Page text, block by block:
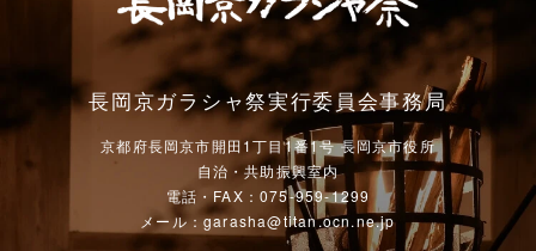
長岡京ガラシャ祭実行委員会事務局
京都府長岡京市開田1丁目1番1号 長岡京市役所
自治・共助振興室内
電話・FAX：075-959-1299
メール：garasha@titan.ocn.ne.jp